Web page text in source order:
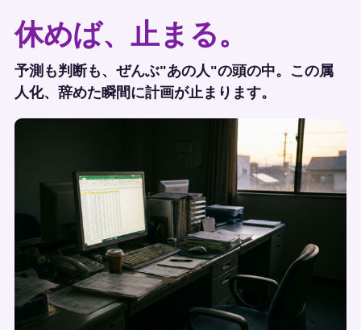
休めば、止まる。
予測も判断も、ぜんぶ"あの人"の頭の中。この属
人化、辞めた瞬間に計画が止まります。